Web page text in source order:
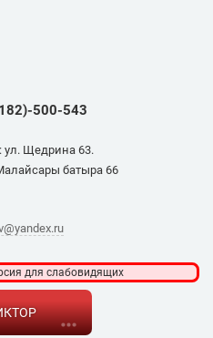
500-543
​ул. Щедрина 63.
батыра 66
для слабовидящих